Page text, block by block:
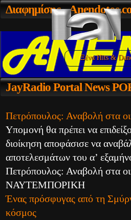
Ξένα Hits &
Διαφημίσης-
JayRadioPortal News
Πετρόπουλος: Αναβολή στα
Υπομονή θα πρέπει να
διοίκηση αποφάσισε να
αποτελεσμάτων του α’
Πετρόπουλος: Αναβολή στα
ΝΑΥΤΕΜΠΟΡΙΚΗ
Ένας πρόσφυγας από τη
κόσμος